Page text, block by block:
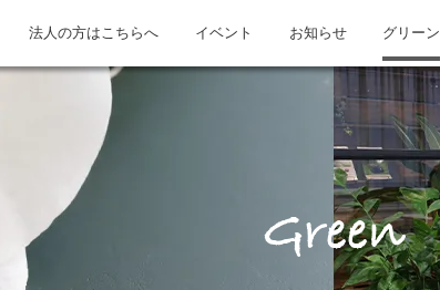
法人の方はこちらへ イベント お知らせ グリーン
Green